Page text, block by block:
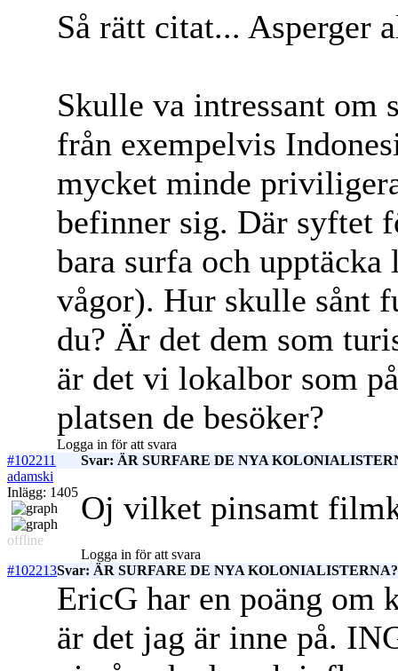
Så rätt citat... Asperger
Skulle va intressant om
från exempelvis
mycket minde
befinner sig. Där syftet
bara surfa och
vågor). Hur skulle sånt
du? Är det dem som
är det vi lokalbor som
platsen de besöker?
Logga in för att svara
#102211
Svar: ÄR SURFARE DE NYA
adamski
Inlägg: 1405
offline
Oj vilket pinsamt
Logga in för att svara
#102213Svar: ÄR SURFARE DE NYA KOLONIALISTERNA?
EricG har en poäng om
är det jag är inne på.